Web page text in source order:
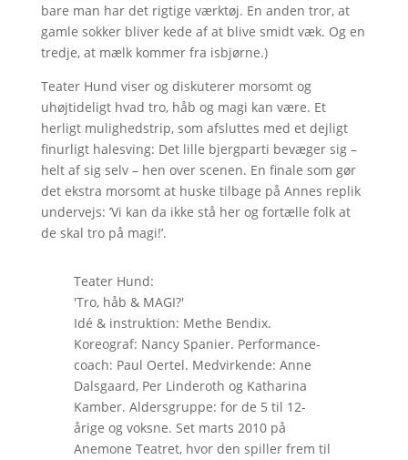
bare man har det rigtige værktøj. En anden tror, at
gamle sokker bliver kede af at blive smidt væk. Og en
tredje, at mælk kommer fra isbjørne.)
Teater Hund viser og diskuterer morsomt og
uhøjtideligt hvad tro, håb og magi kan være. Et
herligt mulighedstrip, som afsluttes med et dejligt
finurligt halesving: Det lille bjergparti bevæger sig –
helt af sig selv – hen over scenen. En finale som gør
det ekstra morsomt at huske tilbage på Annes replik
undervejs: ’Vi kan da ikke stå her og fortælle folk at
de skal tro på magi!’.
Teater Hund:
'Tro, håb & MAGI?'
Idé & instruktion: Methe Bendix.
Koreograf: Nancy Spanier. Performance-
coach: Paul Oertel. Medvirkende: Anne
Dalsgaard, Per Linderoth og Katharina
Kamber. Aldersgruppe: for de 5 til 12-
årige og voksne. Set marts 2010 på
Anemone Teatret, hvor den spiller frem til